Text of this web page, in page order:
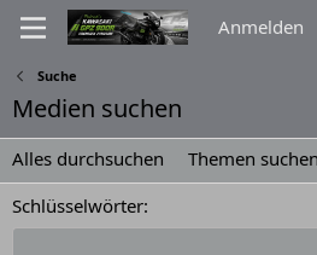
Anmelden
Suche
Medien suchen
Alles durchsuchen Themen suchen
Schlüsselwörter